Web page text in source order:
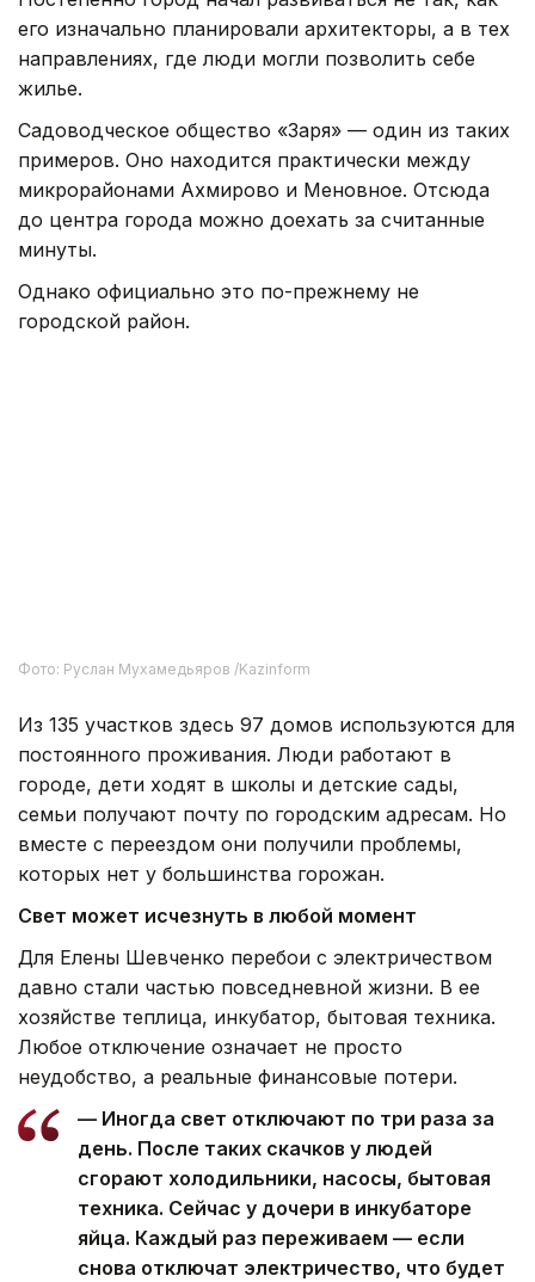
его изначально планировали архитекторы, а в тех
направлениях, где люди могли позволить себе
жилье.
Садоводческое общество «Заря» — один из таких
примеров. Оно находится практически между
микрорайонами Ахмирово и Меновное. Отсюда
до центра города можно доехать за считанные
минуты.
Однако официально это по-прежнему не
городской район.
Фото: Руслан Мухамедьяров /Kazinform
Из 135 участков здесь 97 домов используются для
постоянного проживания. Люди работают в
городе, дети ходят в школы и детские сады,
семьи получают почту по городским адресам. Но
вместе с переездом они получили проблемы,
которых нет у большинства горожан.
Свет может исчезнуть в любой момент
Для Елены Шевченко перебои с электричеством
давно стали частью повседневной жизни. В ее
хозяйстве теплица, инкубатор, бытовая техника.
Любое отключение означает не просто
неудобство, а реальные финансовые потери.
— Иногда свет отключают по три раза за
день. После таких скачков у людей
сгорают холодильники, насосы, бытовая
техника. Сейчас у дочери в инкубаторе
яйца. Каждый раз переживаем — если
снова отключат электричество, что будет